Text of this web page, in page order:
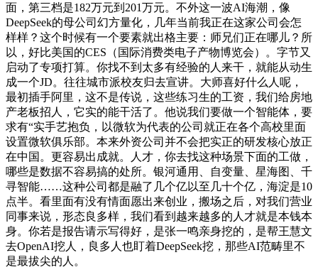
面，第三档是182万元到201万元。不外这一波AI海潮，像
DeepSeek的母公司幻方量化，几年当前我正在这家公司会怎
样样？这个时候有一个要素就出格主要：师兄们正在哪儿？所
以，好比美国的CES（国际消费类电子产物博览会）。字节又
启动了专项打算。你找不到太多有经验的人来干，就能从动生
成一个JD。往往城市派校友归去宣讲。大师喜好什么人呢，
最初插手阿里，这不是传说，这些练习生的工资，我们给房地
产老板招人，它实的能干活了。他说我们要做一个智能体，要
求有“实手艺抱负，以微软为代表的公司就正在各个高校里面
设置微软俱乐部。本来外资公司并不会把实正的研发核心放正
在中国。更容易出成就。人才，你去找这种场景下面的工做，
哪些是数据不容易搞的处所。银河通用、自变量、星海图、千
寻智能……这种公司都是融了几个亿以至几十个亿，海淀是10
点半。看里面有没有情面愿出来创业，搬场之后，对我们营业
同事来说，形态良多样，我们看到越来越多的人才就是本钱本
身。你若是报告请示写得好，是张一鸣亲身挖的，是帮王慧文
去OpenAI挖人，良多人也盯着DeepSeek挖，那些AI范畴里不
是最拔尖的人。